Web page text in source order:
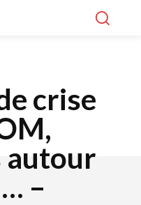
crise
autour
–